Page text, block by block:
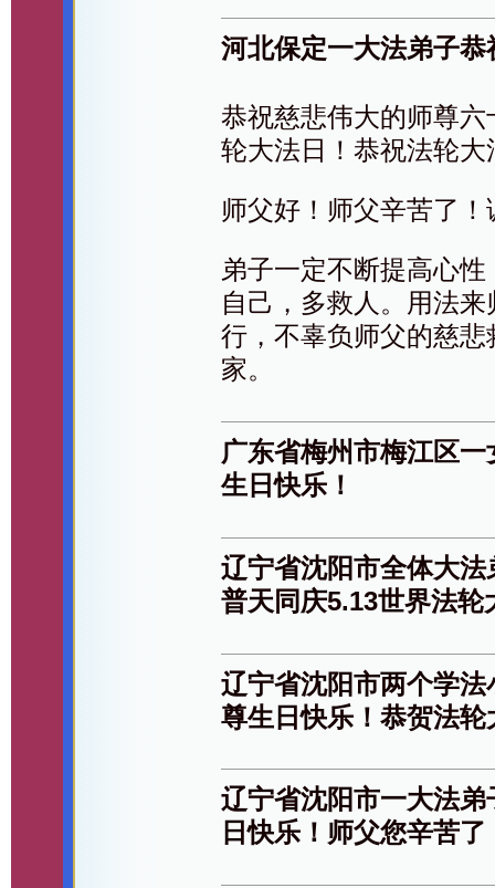
河北保定一大法弟子
恭祝慈悲伟大的师尊
轮大法日！恭祝法轮
师父好！师父辛苦了
弟子一定不断提高心
自己，多救人。用法
行，不辜负师父的慈
家。
广东省梅州市梅江区
生日快乐！
辽宁省沈阳市全体大
普天同庆5.13世界法轮
辽宁省沈阳市两个学
尊生日快乐！恭贺法
辽宁省沈阳市一大法
日快乐！师父您辛苦了